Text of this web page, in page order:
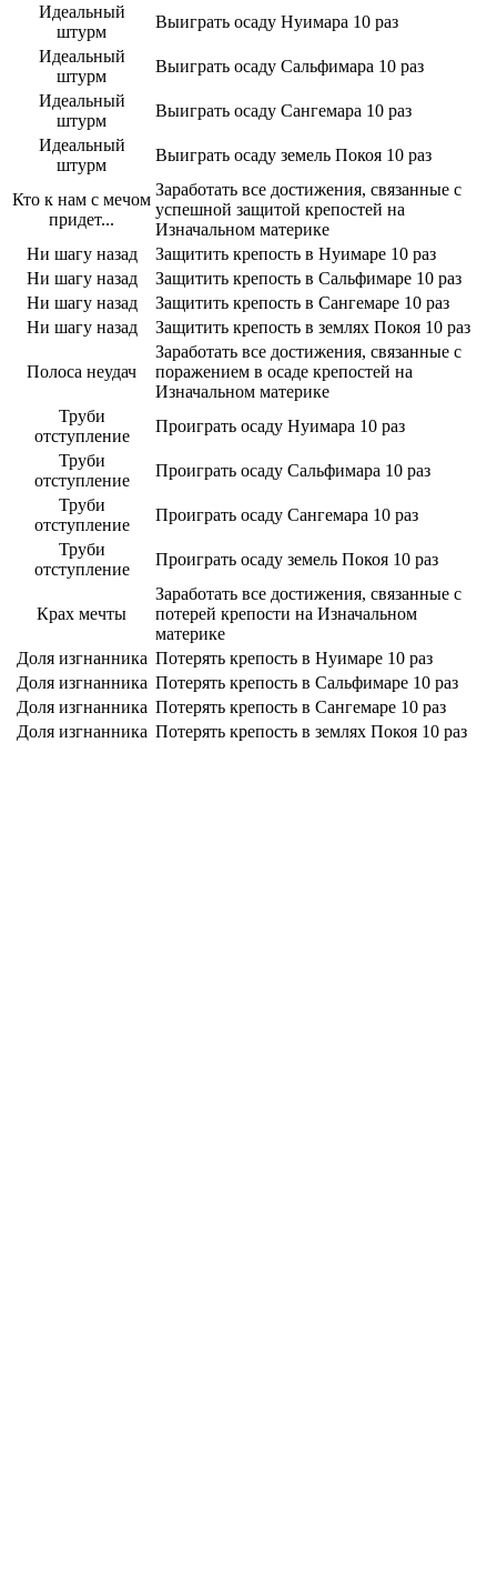
Идеальный
штурм
Выиграть осаду Нуимара 10 раз
Идеальный
штурм
Выиграть осаду Сальфимара 10 раз
Идеальный
штурм
Выиграть осаду Сангемара 10 раз
Идеальный
штурм
Выиграть осаду земель Покоя 10 раз
Кто к нам с мечом
придет...
Заработать все достижения, связанные с
успешной защитой крепостей на
Изначальном материке
Ни шагу назад
Защитить крепость в Нуимаре 10 раз
Ни шагу назад
Защитить крепость в Сальфимаре 10 раз
Ни шагу назад
Защитить крепость в Сангемаре 10 раз
Ни шагу назад
Защитить крепость в землях Покоя 10 раз
Полоса неудач
Заработать все достижения, связанные с
поражением в осаде крепостей на
Изначальном материке
Труби
отступление
Проиграть осаду Нуимара 10 раз
Труби
отступление
Проиграть осаду Сальфимара 10 раз
Труби
отступление
Проиграть осаду Сангемара 10 раз
Труби
отступление
Проиграть осаду земель Покоя 10 раз
Крах мечты
Заработать все достижения, связанные с
потерей крепости на Изначальном
материке
Доля изгнанника Потерять крепость в Нуимаре 10 раз
Доля изгнанника Потерять крепость в Сальфимаре 10 раз
Доля изгнанника Потерять крепость в Сангемаре 10 раз
Доля изгнанника Потерять крепость в землях Покоя 10 раз